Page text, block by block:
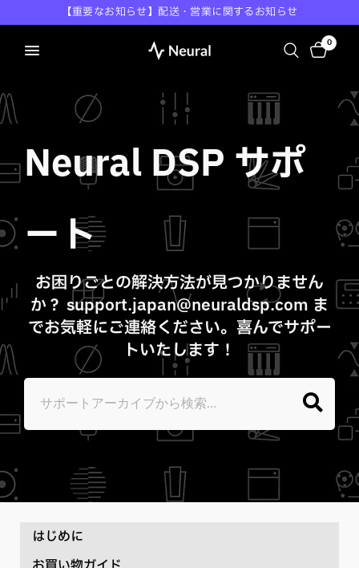
【重要なお知らせ】配送・営業に関するお知らせ
0
Neural DSP サポ
ート
お困りごとの解決方法が見つかりません
か？ support.japan@neuraldsp.com ま
でお気軽にご連絡ください。喜んでサポー
トいたします！
はじめに